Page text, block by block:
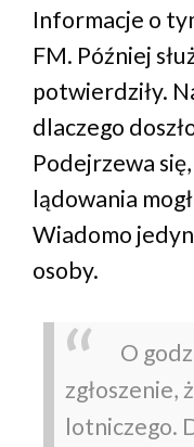
Informacje o
FM. Później
potwierdziły.
dlaczego
Podejrzewa
lądowania
Wiadomo
osoby.
O
zgłoszenie,
lotniczego.